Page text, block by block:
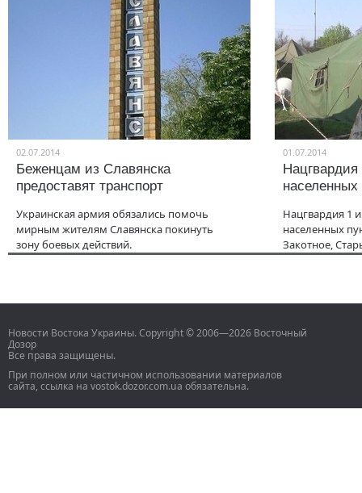
02.07.2014
Беженцам из Славянска
предоставят транспорт
Украинская армия обязались помочь
мирным жителям Славянска покинуть
зону боевых действий.
01.07.2014
Нацгвардия 1
населенных
Закотное,
Новости Востока Украины. Copyright © 2006—2026 Восточный
Дозор
Все права защищены.
При полном или частичном использовании материалов
сайта, ссылка на vostok.dozor.com.ua обязательна.